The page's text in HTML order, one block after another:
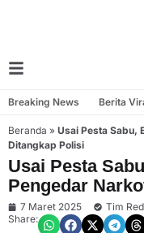
Breaking News Berita
Beranda » Usai Pesta Sabu,
Ditangkap Polisi
Usai Pesta
Pengedar
7 Maret 2025
Tim
Share: